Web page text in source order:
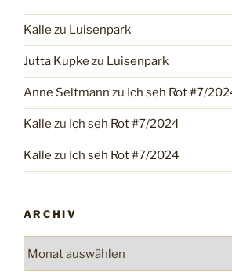
Kalle zu Luisenpark
Jutta Kupke zu Luisenpark
Anne Seltmann zu Ich seh Rot #7/
Kalle zu Ich seh Rot #7/2024
Kalle zu Ich seh Rot #7/2024
ARCHIV